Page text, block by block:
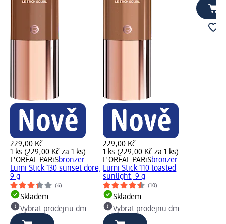
229,00 Kč
1 ks (229,00 Kč za 1 ks)
L'ORÉAL PARiSbronzer
Lumi Stick 130 sunset dore,
9 g
(6)
Skladem
Vybrat prodejnu dm
229,00 Kč
1 ks (229,00 Kč za 1 ks)
L'ORÉAL PARiSbronzer
Lumi Stick 110 toasted
sunlight, 9 g
(10)
Skladem
Vybrat prodejnu dm